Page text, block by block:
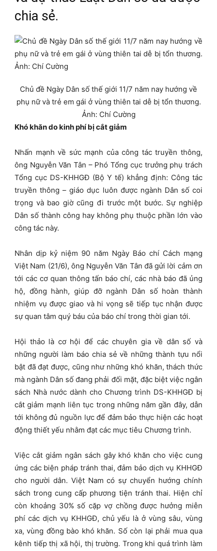
chia sẻ.
Chủ đề Ngày Dân số thế giới 11/7 năm nay hướng về
phụ nữ và trẻ em gái ở vùng thiên tai dễ bị tổn thương.
Ảnh: Chí Cường
Khó khăn do kinh phí bị cắt giảm
Nhấn mạnh về sức mạnh của công tác truyền thông,
ông Nguyễn Văn Tân – Phó Tổng cục trưởng phụ trách
Tổng cục DS-KHHGĐ (Bộ Y tế) khẳng định: Công tác
truyền thông – giáo dục luôn được ngành Dân số coi
trọng và bao giờ cũng đi trước một bước. Sự nghiệp
Dân số thành công hay không phụ thuộc phần lớn vào
công tác này.
Nhân dịp kỷ niệm 90 năm Ngày Báo chí Cách mạng
Việt Nam (21/6), ông Nguyễn Văn Tân đã gửi lời cảm ơn
tới các cơ quan thông tấn báo chí, các nhà báo đã ủng
hộ, đồng hành, giúp đỡ ngành Dân số hoàn thành
nhiệm vụ được giao và hi vọng sẽ tiếp tục nhận được
sự quan tâm quý báu của báo chí trong thời gian tới.
Hội thảo là cơ hội để các chuyên gia về dân số và
những người làm báo chia sẻ về những thành tựu nổi
bật đã đạt được, cũng như những khó khăn, thách thức
mà ngành Dân số đang phải đối mặt, đặc biệt việc ngân
sách Nhà nước dành cho Chương trình DS-KHHGĐ bị
cắt giảm mạnh liên tục trong những năm gần đây, dẫn
tới không đủ nguồn lực để đảm bảo thực hiện các hoạt
động thiết yếu nhằm đạt các mục tiêu Chương trình.
Việc cắt giảm ngân sách gây khó khăn cho việc cung
ứng các biện pháp tránh thai, đảm bảo dịch vụ KHHGĐ
cho người dân. Việt Nam có sự chuyển hướng chính
sách trong cung cấp phương tiện tránh thai. Hiện chỉ
còn khoảng 30% số cặp vợ chồng được hưởng miễn
phí các dịch vụ KHHGĐ, chủ yếu là ở vùng sâu, vùng
xa, vùng đồng bào khó khăn. Số còn lại phải mua qua
kênh tiếp thị xã hội, thị trường. Trong khi quá trình làm